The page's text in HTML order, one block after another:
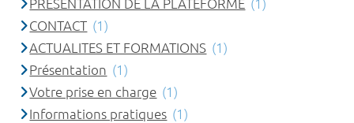
PRESENTATION DE LA PLATEFORME (1)
CONTACT (1)
ACTUALITES ET FORMATIONS (1)
Présentation (1)
Votre prise en charge (1)
Informations pratiques (1)